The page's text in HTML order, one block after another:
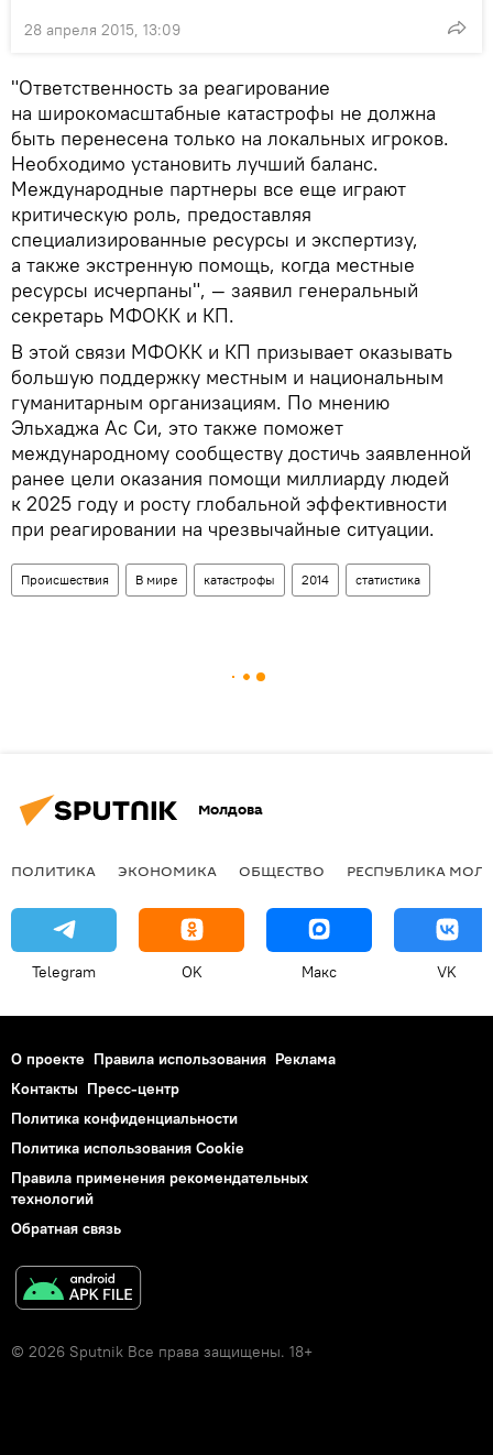
28 апреля 2015, 13:09
"Ответственность за реагирование
на широкомасштабные катастрофы не должна
быть перенесена только на локальных игроков.
Необходимо установить лучший баланс.
Международные партнеры все еще играют
критическую роль, предоставляя
специализированные ресурсы и экспертизу,
а также экстренную помощь, когда местные
ресурсы исчерпаны", — заявил генеральный
секретарь МФОКК и КП.
В этой связи МФОКК и КП призывает оказывать
большую поддержку местным и национальным
гуманитарным организациям. По мнению
Эльхаджа Ас Си, это также поможет
международному сообществу достичь заявленной
ранее цели оказания помощи миллиарду людей
к 2025 году и росту глобальной эффективности
при реагировании на чрезвычайные ситуации.
Происшествия В мире катастрофы 2014 статистика
Молдова
ПОЛИТИКА ЭКОНОМИКА ОБЩЕСТВО РЕСПУБЛИКА
Telegram OK Макс VK
О проекте Правила использования Реклама
Контакты Пресс-центр
Политика конфиденциальности
Политика использования Cookie
Правила применения рекомендательных
технологий
Обратная связь
© 2026 Sputnik Все права защищены. 18+